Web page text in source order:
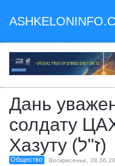
Дань
солдату
Хазуту (ז"ל)
Общество Воскресенье,